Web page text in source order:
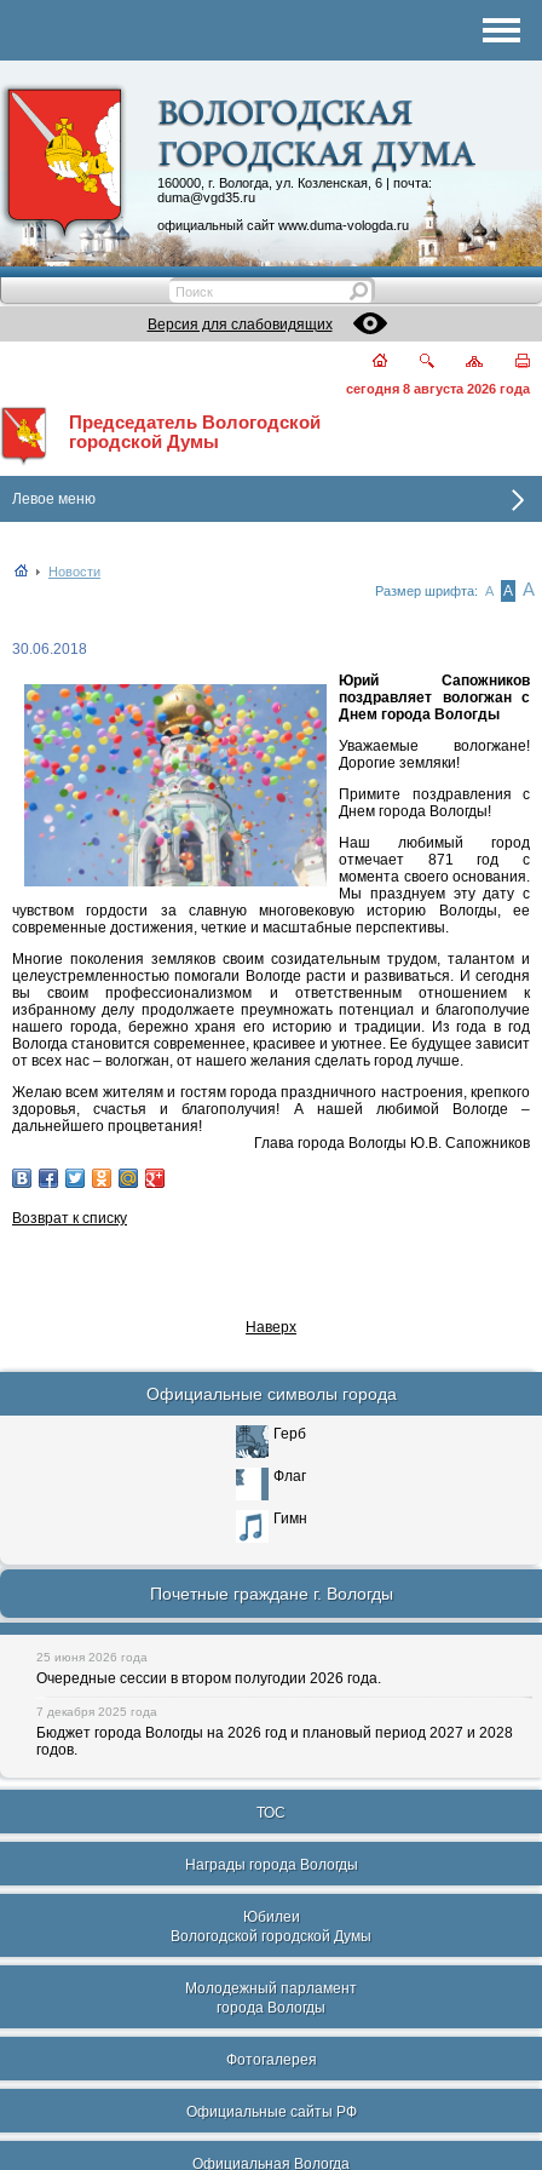
160000, г. Вологда, ул. Козленская, 6 | почта:
duma@vgd35.ru
официальный сайт www.duma-vologda.ru
Контакты
Депутатские объединения
Версия для слабовидящих
сегодня 8 августа 2026 года
Председатель Вологодской
городской Думы
Левое меню
Новости
Размер шрифта: А А А
30.06.2018
Юрий Сапожников
поздравляет вологжан с
Днем города Вологды
Уважаемые вологжане!
Дорогие земляки!
Примите поздравления с
Днем города Вологды!
Наш любимый город
отмечает 871 год с
момента своего основания.
Мы празднуем эту дату с
чувством гордости за славную многовековую историю Вологды, ее
современные достижения, четкие и масштабные перспективы.
Многие поколения земляков своим созидательным трудом, талантом и
целеустремленностью помогали Вологде расти и развиваться. И сегодня
вы своим профессионализмом и ответственным отношением к
избранному делу продолжаете преумножать потенциал и благополучие
нашего города, бережно храня его историю и традиции. Из года в год
Вологда становится современнее, красивее и уютнее. Ее будущее зависит
от всех нас – вологжан, от нашего желания сделать город лучше.
Желаю всем жителям и гостям города праздничного настроения, крепкого
здоровья, счастья и благополучия! А нашей любимой Вологде –
дальнейшего процветания!
Глава города Вологды Ю.В. Сапожников
Возврат к списку
Наверх
Официальные символы города
Герб
Флаг
Гимн
Почетные граждане г. Вологды
25 июня 2026 года
Очередные сессии в втором полугодии 2026 года.
7 декабря 2025 года
Бюджет города Вологды на 2026 год и плановый период 2027 и 2028
годов.
ТОС
Награды города Вологды
Юбилеи
Вологодской городской Думы
Молодежный парламент
города Вологды
Фотогалерея
Официальные сайты РФ
Официальная Вологда